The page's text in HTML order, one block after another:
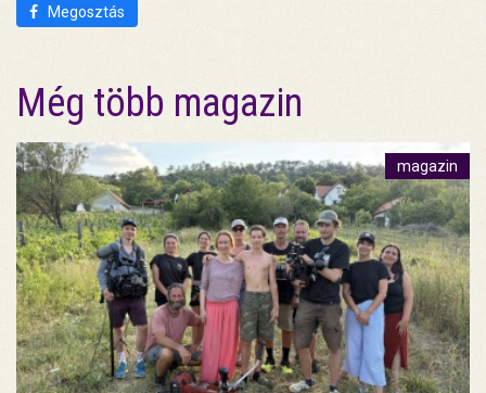
Megosztás
Még több magazin
magazin